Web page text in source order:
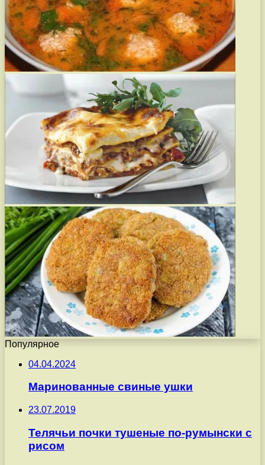
Популярное
04.04.2024
Маринованные свиные ушки
23.07.2019
Телячьи почки тушеные по-румынски с
рисом